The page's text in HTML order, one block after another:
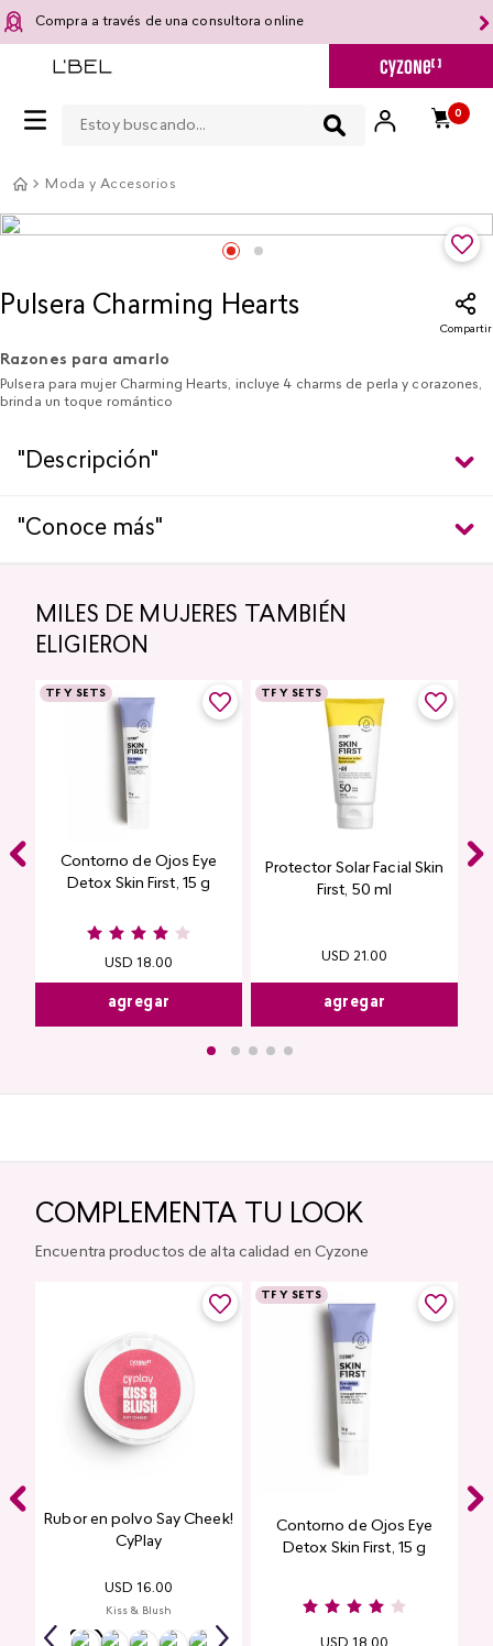
Compra a través de una consultora online
0
Moda y Accesorios
Pulsera Charming Hearts
Compartir
Razones para amarlo
Pulsera para mujer Charming Hearts, incluye 4 charms de perla y corazones,
brinda un toque romántico
"Descripción"
"Conoce más"
MILES DE MUJERES TAMBIÉN
ELIGIERON
TF Y SETS
Contorno de Ojos Eye
Detox Skin First, 15 g
USD 18.00
agregar
TF Y SETS
Protector Solar Facial Skin
First, 50 ml
USD 21.00
agregar
COMPLEMENTA TU LOOK
Encuentra productos de alta calidad en Cyzone
Rubor en polvo Say Cheek!
CyPlay
USD 16.00
Kiss & Blush
TF Y SETS
Contorno de Ojos Eye
Detox Skin First, 15 g